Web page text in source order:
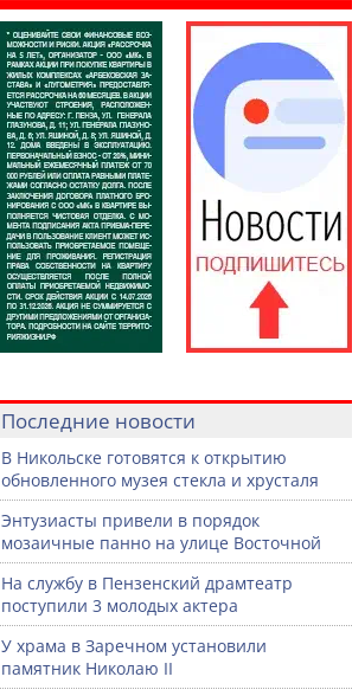
Последние новости
В Никольске готовятся к открытию
обновленного музея стекла и хрусталя
Энтузиасты привели в порядок
мозаичные панно на улице Восточной
На службу в Пензенский драмтеатр
поступили 3 молодых актера
У храма в Заречном установили
памятник Николаю II